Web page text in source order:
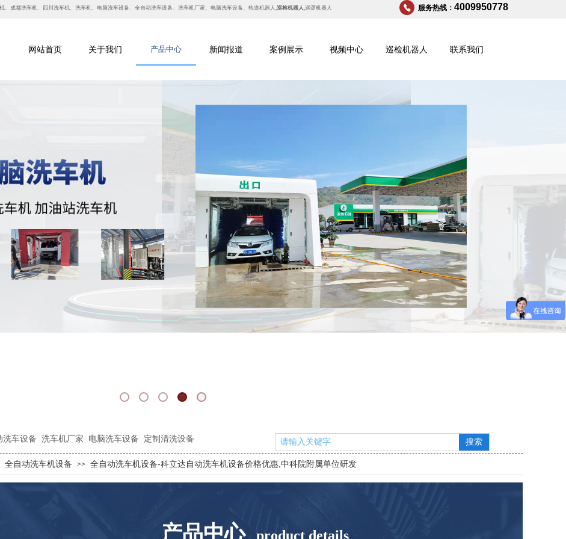
服务热线： 4009950778
、 成都洗车机、 四川洗车机、 洗车机、 电脑洗车设备、 全自动洗车设备、 洗车机厂家、 电脑洗车设备、 轨道机器人,巡检机器人,巡逻机器人
网站首页 关于我们 产品中心 新闻报道 案例展示 视频中心 巡检机器人 联系我们
洗车设备 洗车机厂家 电脑洗车设备 定制清洗设备 搜索
全自动洗车机设备 >> 全自动洗车机设备-科立达自动洗车机设备价格优惠,中科院附属单位研发
产品中心 product details